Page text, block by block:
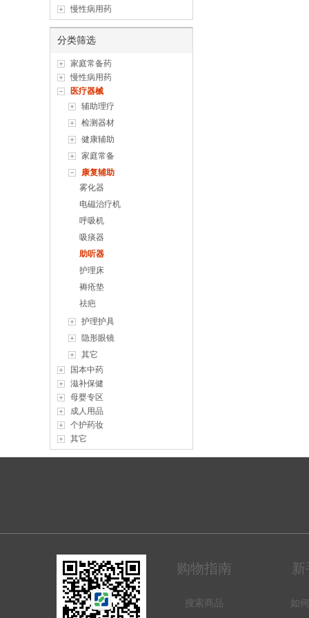
慢性病用药
分类筛选
家庭常备药
慢性病用药
医疗器械
辅助理疗
检测器材
健康辅助
家庭常备
康复辅助
雾化器
电磁治疗机
呼吸机
吸痰器
助听器
护理床
褥疮垫
祛疤
护理护具
隐形眼镜
其它
国本中药
滋补保健
母婴专区
成人用品
个护药妆
其它
购物指南
搜索商品 如